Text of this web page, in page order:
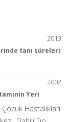
2013
tanı süreleri
2002
Yeri
Hastalıkları